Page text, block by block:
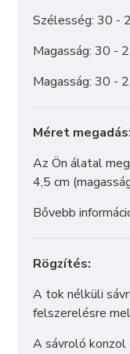
Szélesség: 30 -
Magasság: 30 -
Magasság: 30 -
Méret megadás:
Az Ön álatal
4,5 cm
Bővebb
Rögzítés:
A tok nélküli
felszerelésre
A sávroló